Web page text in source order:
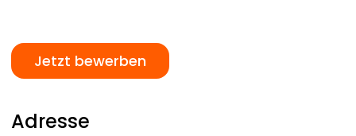
Jetzt bewerben
Adresse